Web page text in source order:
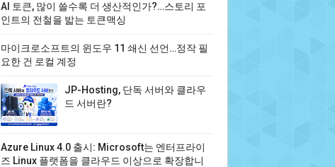
AI 토큰, 많이 쓸수록 더 생산적인가?…스토리 포
인트의 전철을 밟는 토큰맥싱
마이크로소프트의 윈도우 11 쇄신 선언…정작 필
요한 건 로컬 계정
JP-Hosting, 단독 서버와 클라우
드 서버란?
Azure Linux 4.0 출시: Microsoft는 엔터프라이
즈 Linux 플랫폼을 클라우드 이상으로 확장합니